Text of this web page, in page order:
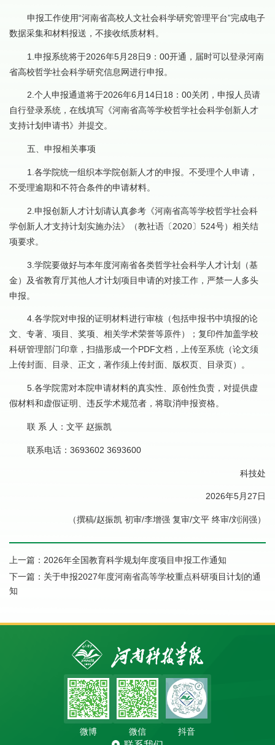
申报工作使用“河南省高校人文社会科学研究管理平台”完成电子
数据采集和材料报送，不接收纸质材料。
1.申报系统将于2026年5月28日9：00开通，届时可以登录河南
省高校哲学社会科学研究信息网进行申报。
2.个人申报通道将于2026年6月14日18：00关闭，申报人员请
自行登录系统，在线填写《河南省高等学校哲学社会科学创新人才
支持计划申请书》并提交。
五、申报相关事项
1.各学院统一组织本学院创新人才的申报。不受理个人申请，
不受理逾期和不符合条件的申请材料。
2.申报创新人才计划请认真参考《河南省高等学校哲学社会科
学创新人才支持计划实施办法》（教社语〔2020〕524号）相关结
项要求。
3.学院要做好与本年度河南省各类哲学社会科学人才计划（基
金）及省教育厅其他人才计划项目申请的对接工作，严禁一人多头
申报。
4.各学院对申报的证明材料进行审核（包括申报书中填报的论
文、专著、项目、奖项、相关学术荣誉等原件）；复印件加盖学校
科研管理部门印章，扫描形成一个PDF文档，上传至系统（论文须
上传封面、目录、正文，著作须上传封面、版权页、目录页）。
5.各学院需对本院申请材料的真实性、原创性负责，对提供虚
假材料和虚假证明、违反学术规范者，将取消申报资格。
联 系 人：文平 赵振凯
联系电话：3693602 3693600
科技处
2026年5月27日
（撰稿/赵振凯 初审/李增强 复审/文平 终审/刘润强）
上一篇： 2026年全国教育科学规划年度项目申报工作通知
下一篇： 关于申报2027年度河南省高等学校重点科研项目计划的通
知
微博 微信 抖音